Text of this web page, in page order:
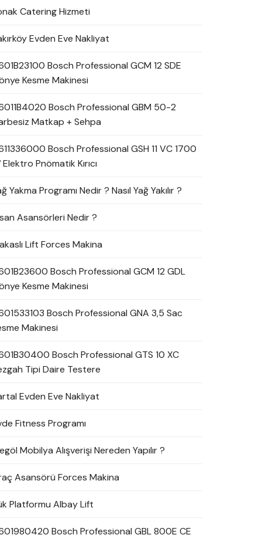
Catering Hizmeti
Evden Eve Nakliyat
Bosch Professional GCM 12 SDE
Kesme Makinesi
Bosch Professional GBM 50-2
Matkap + Sehpa
Bosch Professional GSH 11 VC 1700
Elektro Pnömatik Kırıcı
Yakma Programı Nedir ? Nasıl Yağ Yakılır ?
Asansörleri Nedir ?
Lift Forces Makina
Bosch Professional GCM 12 GDL
Kesme Makinesi
Bosch Professional GNA 3,5 Sac
Makinesi
Bosch Professional GTS 10 XC
Tipi Daire Testere
Evden Eve Nakliyat
Fitness Programı
Mobilya Alışverişi Nereden Yapılır ?
Asansörü Forces Makina
Platformu Albay Lift
Bosch Professional GBL 800E CE